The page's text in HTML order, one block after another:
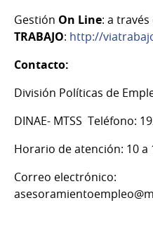
Gestión On Line: a través
TRABAJO: http://
Contacto:
División Políticas de
DINAE- MTSS Teléfono:
Horario de atención: 10 a
Correo electrónico: